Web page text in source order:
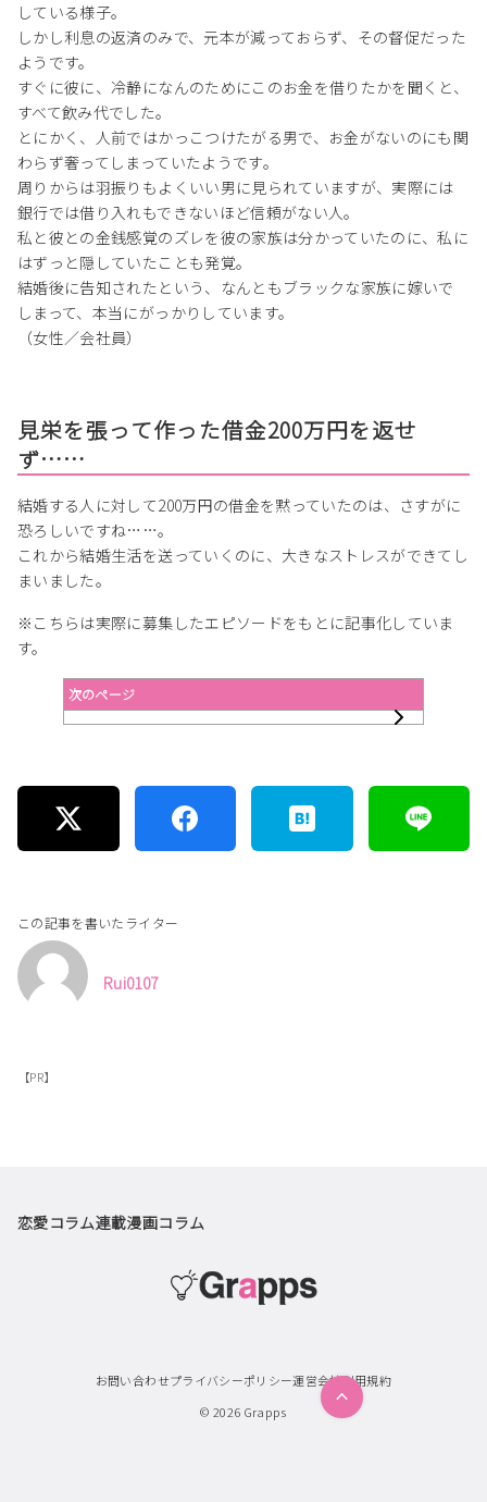
している様子。
しかし利息の返済のみで、元本が減っておらず、その督促だった
ようです。
すぐに彼に、冷静になんのためにこのお金を借りたかを聞くと、
すべて飲み代でした。
とにかく、人前ではかっこつけたがる男で、お金がないのにも関
わらず奢ってしまっていたようです。
周りからは羽振りもよくいい男に見られていますが、実際には
銀行では借り入れもできないほど信頼がない人。
私と彼との金銭感覚のズレを彼の家族は分かっていたのに、私に
はずっと隠していたことも発覚。
結婚後に告知されたという、なんともブラックな家族に嫁いで
しまって、本当にがっかりしています。
（女性／会社員）
見栄を張って作った借金200万円を返せ
ず……
結婚する人に対して200万円の借金を黙っていたのは、さすがに
恐ろしいですね……。
これから結婚生活を送っていくのに、大きなストレスができてし
まいました。
※こちらは実際に募集したエピソードをもとに記事化していま
す。
次のページ
この記事を書いたライター
Rui0107
【PR】
恋愛コラム連載漫画コラム
お問い合わせプライバシーポリシー運営会社利用規約
© 2026 Grapps